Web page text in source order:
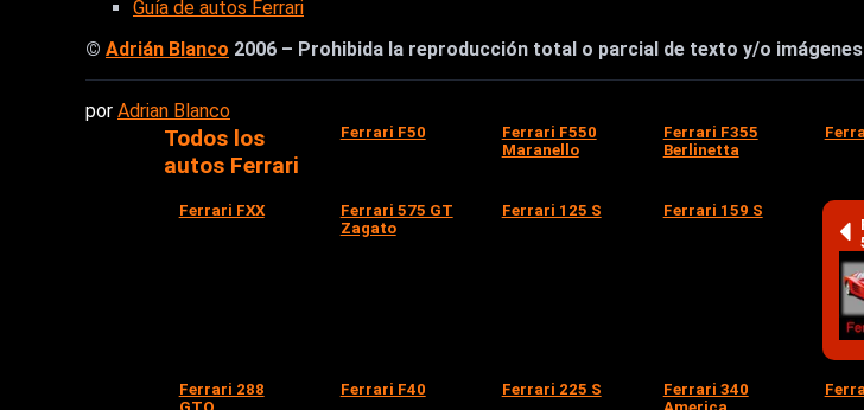
Guía de autos Ferrari
© Adrián Blanco 2006 – Prohibida la reproducción total o parcial de texto y/o
por Adrian Blanco
Todos los
autos Ferrari
Ferrari F50
Ferrari F550
Maranello
Ferrari F355
Berlinetta
Ferrari FXX
Ferrari 575 GT
Zagato
Ferrari 125 S
Ferrari 159 S
Ferrari 288
Ferrari F40 Ferrari 225 S
Ferrari 340